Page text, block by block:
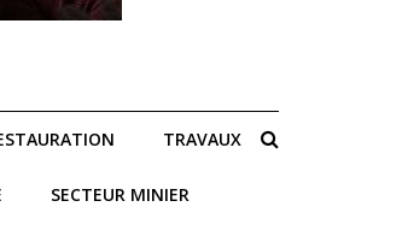
TRAVAUX
SECTEUR MINIER